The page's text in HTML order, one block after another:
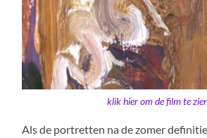
klik hier om de film te
Als de portretten na de zomer